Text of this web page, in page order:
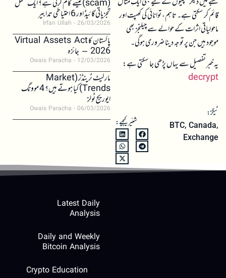
قائم کر سکتی ہے۔ تاہم، توانائی کی کھپت اور
ماحولیاتی اثرات کے حوالے سے چیلنجز بھی
موجود ہیں جن پر توجہ دینا ضروری ہوگی۔
یہ خبر تفصیل سے یہاں پڑھی جا سکتی ہے:
decrypt
ٹیگز:
BTC, Canada,
Exchange
شئیر کیجیے:
(scam)کیسے کام کرتی ہے؟ ایک مکمل
تجزیاتی گائیڈ اور 6 احتیاطی تدابیر
Irfan Ullah 26/03/2026
پاکستان کا Virtual Assets Act
2026 – جائزہ
Owais Paracha 12/03/2026
مارکیٹ ٹرینڈز (Market
Trends) کیا ہوتے ہیں؟ 4 موونگ
ایوریج ٹولز
Owais Paracha 06/03/2026
Latest Daily
Analysis
Daily and Weekly
Bitcoin Analysis
Crypto Education